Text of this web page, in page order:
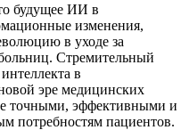
будущее ИИ в
изменения,
в уходе за
Стремительный
в
эре медицинских
точными, эффективными и
потребностям пациентов.